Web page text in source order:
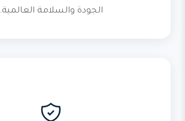
الجودة والسلامة العالمية.